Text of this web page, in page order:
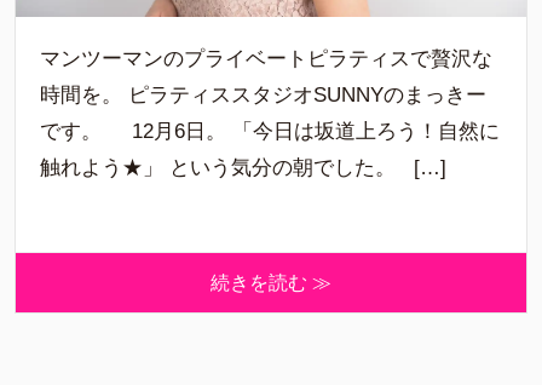
マンツーマンのプライベートピラティスで贅沢な
時間を。 ピラティススタジオSUNNYのまっきー
です。 12月6日。 「今日は坂道上ろう！自然に
触れよう★」 という気分の朝でした。 […]
続きを読む ≫